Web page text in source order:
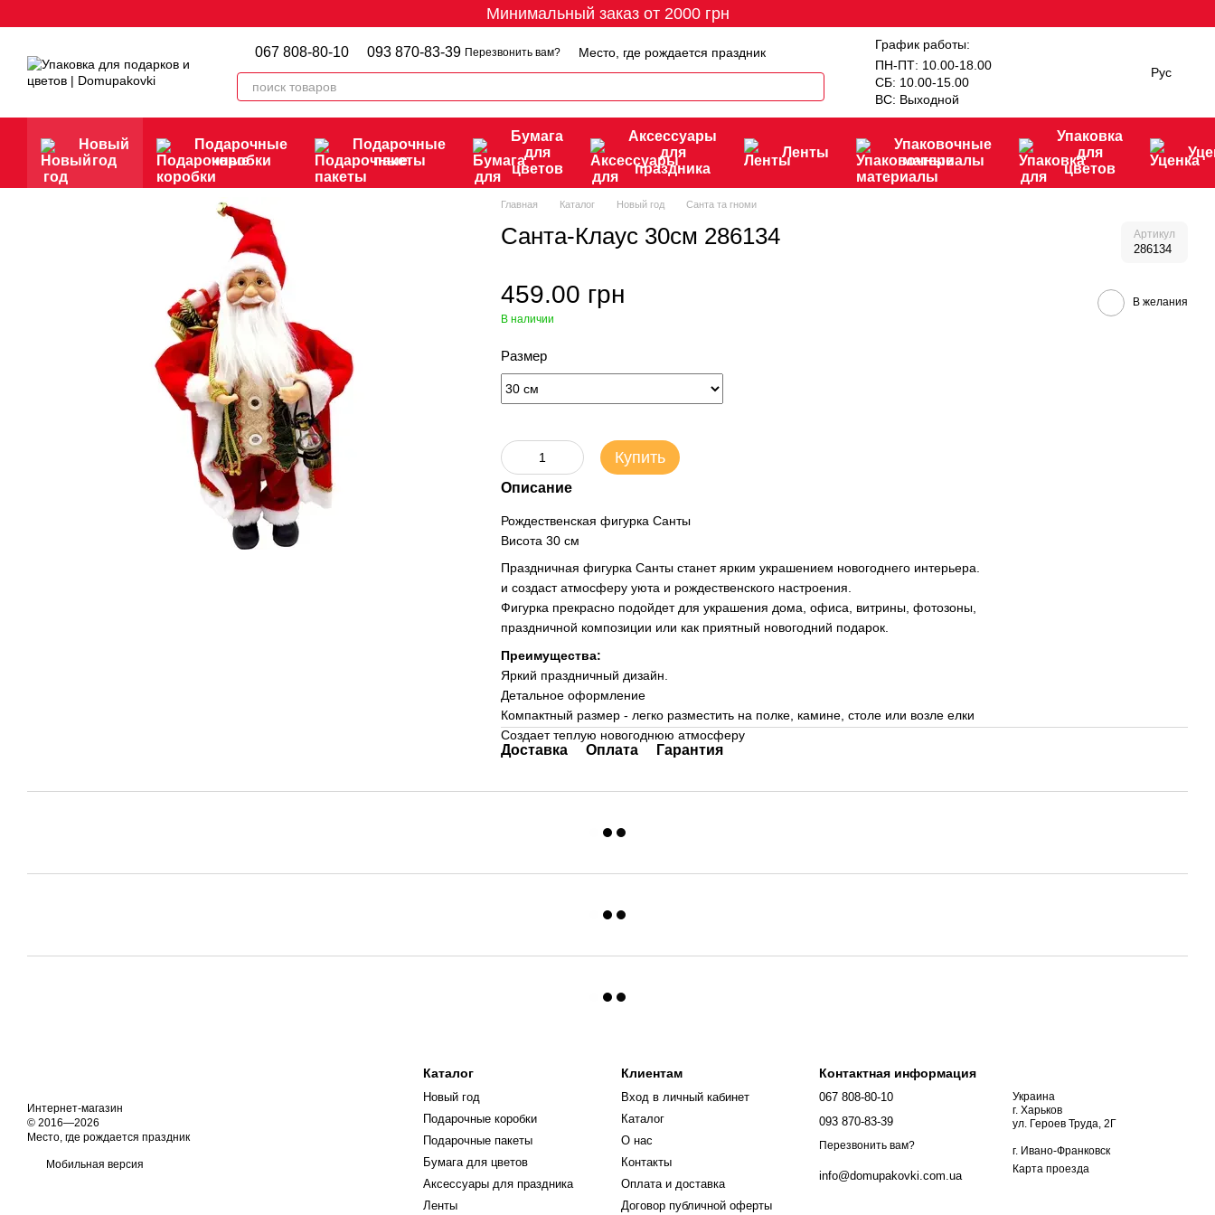
Минимальный заказ от 2000 грн
067 808-80-10 093 870-83-39 Перезвонить вам? Место, где рождается праздник
График работы:
ПН-ПТ: 10.00-18.00
СБ: 10.00-15.00
ВС: Выходной
Рус
Новый
год
Подарочные
коробки
Подарочные
пакеты
Бумага
для
цветов
Аксессуары
для
праздника
Ленты
Упаковочные
материалы
Упаковка
для
цветов
Главная Каталог Новый год Санта та гноми
Санта-Клаус 30см 286134 Артикул
286134
459.00 грн
В наличии
В желания
Размер
Купить
Описание
Рождественская фигурка Санты
Висота 30 см
Праздничная фигурка Санты станет ярким украшением новогоднего интерьера.
и создаст атмосферу уюта и рождественского настроения.
Фигурка прекрасно подойдет для украшения дома, офиса, витрины, фотозоны,
праздничной композиции или как приятный новогодний подарок.
Преимущества:
Яркий праздничный дизайн.
Детальное оформление
Компактный размер - легко разместить на полке, камине, столе или возле елки
Создает теплую новогоднюю атмосферу
Доставка Оплата Гарантия
Интернет-магазин
© 2016—2026
Место, где рождается праздник
Мобильная версия
Каталог
Новый год
Подарочные коробки
Подарочные пакеты
Бумага для цветов
Аксессуары для праздника
Ленты
Клиентам
Вход в личный кабинет
Каталог
О нас
Контакты
Оплата и доставка
Договор публичной оферты
Контактная информация
067 808-80-10
093 870-83-39
Перезвонить вам?
info@domupakovki.com.ua
Украина
г. Харьков
ул. Героев Труда, 2Г
г. Ивано-Франковск
Карта проезда